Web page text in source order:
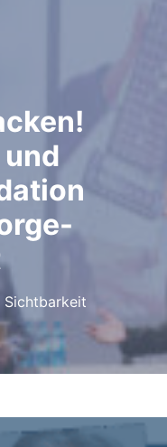
Sichtbarkeit